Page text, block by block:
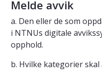
Melde avvik
a. Den eller de som
i NTNUs digitale
opphold.
b. Hvilke kategorier skal